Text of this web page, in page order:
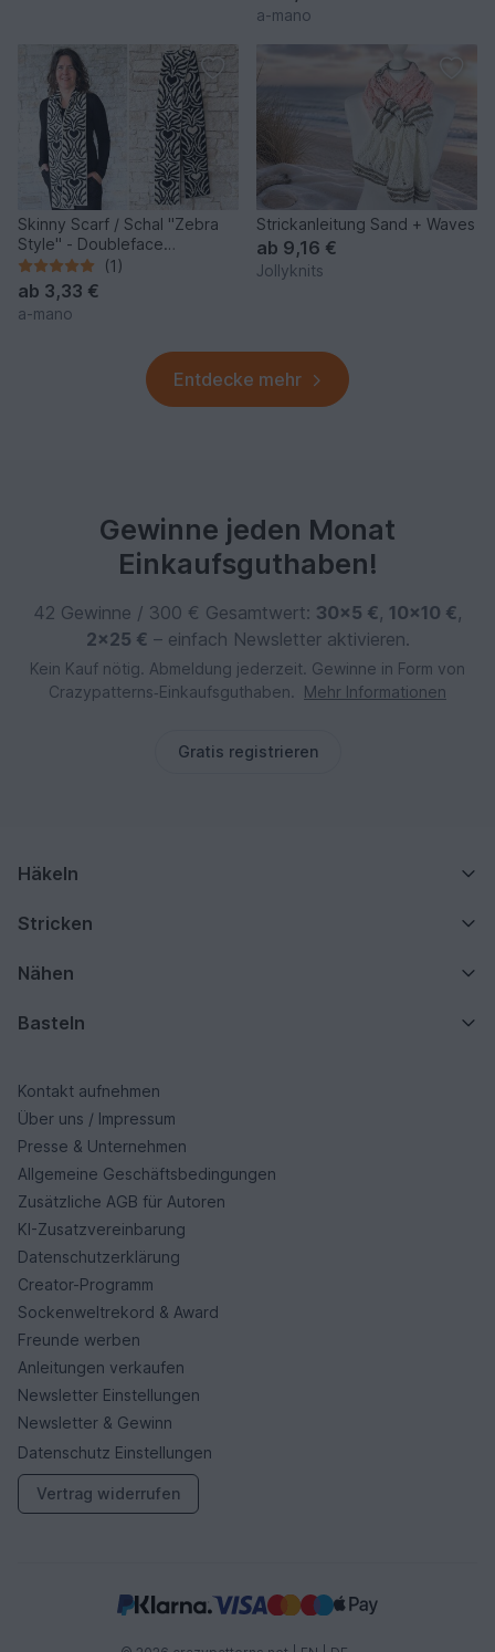
a-mano
Skinny Scarf / Schal "Zebra
Style" - Doubleface
Strickanleitung
(1)
ab 3,33 €
a-mano
Strickanleitung Sand + Waves
ab 9,16 €
Jollyknits
Entdecke mehr
Gewinne jeden Monat
Einkaufsguthaben!
42 Gewinne / 300 € Gesamtwert: 30×5 €, 10×10 €,
2×25 € – einfach Newsletter aktivieren.
Kein Kauf nötig. Abmeldung jederzeit. Gewinne in Form von
Crazypatterns‑Einkaufsguthaben.
Mehr Informationen
Gratis registrieren
Häkeln
Stricken
Nähen
Basteln
Kontakt aufnehmen
Über uns / Impressum
Presse & Unternehmen
Allgemeine Geschäftsbedingungen
Zusätzliche AGB für Autoren
KI-Zusatzvereinbarung
Datenschutzerklärung
Creator-Programm
Sockenweltrekord & Award
Freunde werben
Anleitungen verkaufen
Newsletter Einstellungen
Newsletter & Gewinn
Datenschutz Einstellungen
Vertrag widerrufen